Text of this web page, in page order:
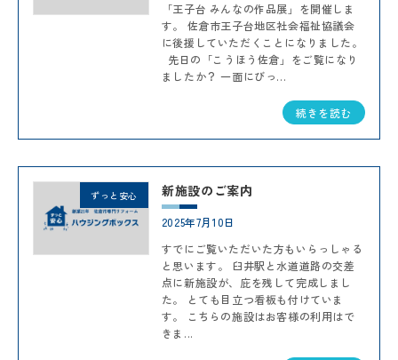
「王子台 みんなの作品展」を開催しま
す。 佐倉市王子台地区社会福祉協議会
に後援していただくことになりました。
先日の「こうほう佐倉」をご覧になり
ましたか？ 一面にびっ...
続きを読む
ずっと安心 新施設のご案内
2025年7月10日
すでにご覧いただいた方もいらっしゃる
と思います。 臼井駅と水道道路の交差
点に新施設が、庇を残して完成しまし
た。 とても目立つ看板も付けていま
す。 こちらの施設はお客様の利用はで
きま...